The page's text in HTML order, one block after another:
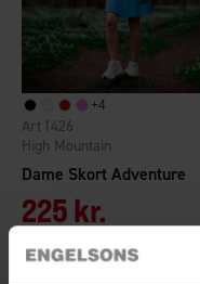
+4
Dame Skort Adventure
High Mountain
1426
225 kr.